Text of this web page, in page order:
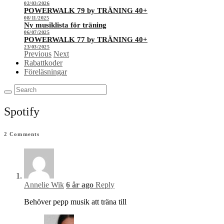
02/03/2026
POWERWALK 79 by TRÄNING 40+
08/11/2025
Ny musiklista för träning
06/07/2025
POWERWALK 77 by TRÄNING 40+
23/03/2025
Previous Next
Rabattkoder
Föreläsningar
Spotify
2 Comments
Annelie Wik 6 år ago Reply
Behöver pepp musik att träna till